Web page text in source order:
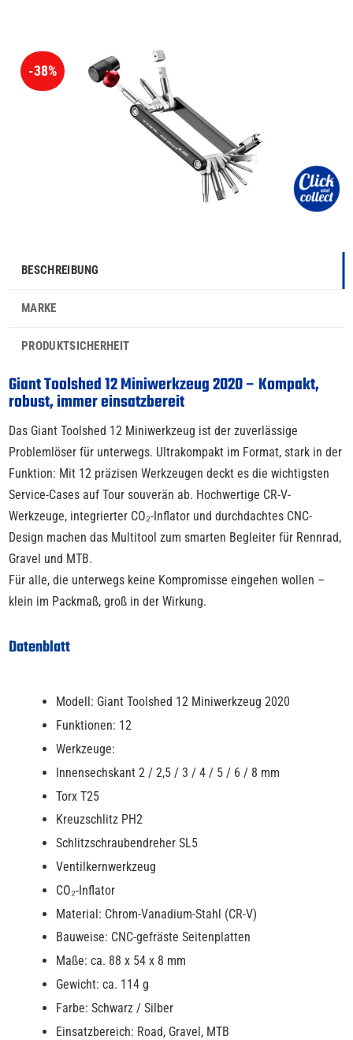
-38%
BESCHREIBUNG
MARKE
PRODUKTSICHERHEIT
Giant Toolshed 12 Miniwerkzeug 2020 – Kompakt,
robust, immer einsatzbereit
Das Giant Toolshed 12 Miniwerkzeug ist der zuverlässige
Problemlöser für unterwegs. Ultrakompakt im Format, stark in der
Funktion: Mit 12 präzisen Werkzeugen deckt es die wichtigsten
Service-Cases auf Tour souverän ab. Hochwertige CR-V-
Werkzeuge, integrierter CO₂-Inflator und durchdachtes CNC-
Design machen das Multitool zum smarten Begleiter für Rennrad,
Gravel und MTB.
Für alle, die unterwegs keine Kompromisse eingehen wollen –
klein im Packmaß, groß in der Wirkung.
Datenblatt
Modell: Giant Toolshed 12 Miniwerkzeug 2020
Funktionen: 12
Werkzeuge:
Innensechskant 2 / 2,5 / 3 / 4 / 5 / 6 / 8 mm
Torx T25
Kreuzschlitz PH2
Schlitzschraubendreher SL5
Ventilkernwerkzeug
CO₂-Inflator
Material: Chrom-Vanadium-Stahl (CR-V)
Bauweise: CNC-gefräste Seitenplatten
Maße: ca. 88 x 54 x 8 mm
Gewicht: ca. 114 g
Farbe: Schwarz / Silber
Einsatzbereich: Road, Gravel, MTB